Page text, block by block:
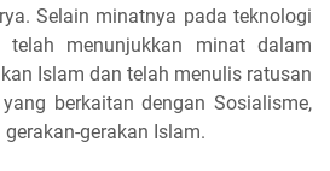
Selain minatnya pada teknologi
telah menunjukkan minat dalam
Islam dan telah menulis ratusan
berkaitan dengan Sosialisme,
gerakan Islam.